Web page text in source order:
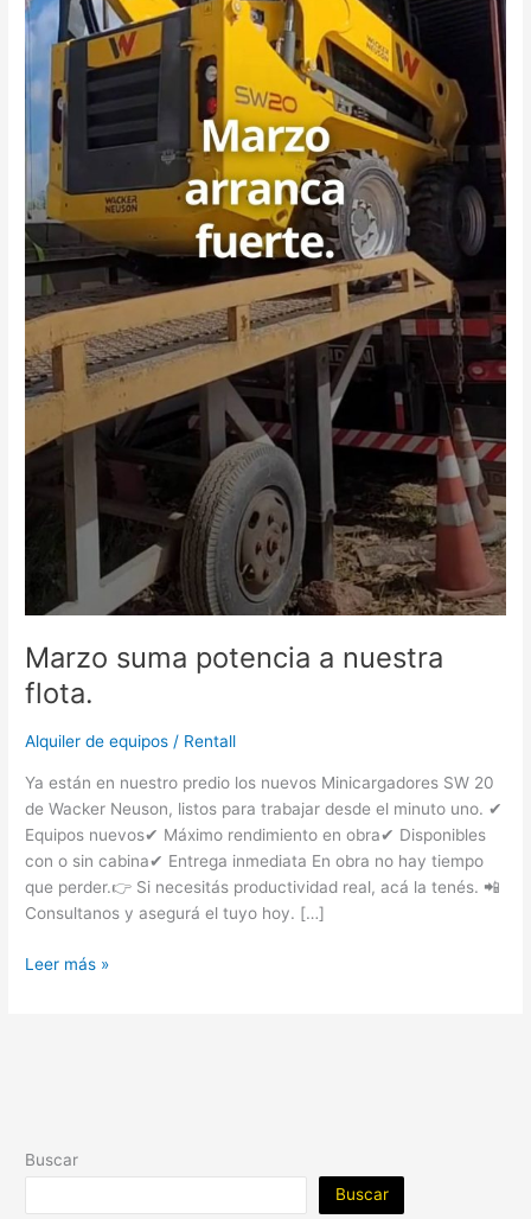
Marzo suma potencia a nuestra
flota.
Alquiler de equipos / Rentall
Ya están en nuestro predio los nuevos Minicargadores SW 20
de Wacker Neuson, listos para trabajar desde el minuto uno. ✔
Equipos nuevos✔ Máximo rendimiento en obra✔ Disponibles
con o sin cabina✔ Entrega inmediata En obra no hay tiempo
que perder.👉 Si necesitás productividad real, acá la tenés. 📲
Consultanos y asegurá el tuyo hoy. […]
Leer más »
Buscar
Buscar